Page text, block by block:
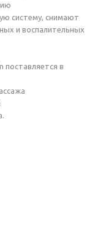
систему, снимают
и воспалительных
поставляется в